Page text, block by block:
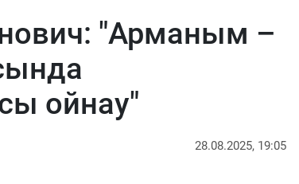
"Арманым –
ойнау"
28.08.2025, 19:05